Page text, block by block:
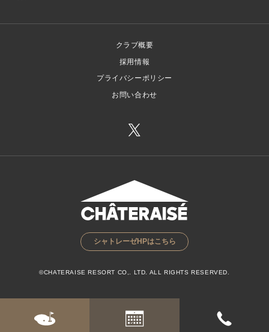
クラブ概要
採用情報
プライバシーポリシー
お問い合わせ
シャトレーゼHPはこちら
©CHATERAISE RESORT CO,. LTD. ALL RIGHTS RESERVED.